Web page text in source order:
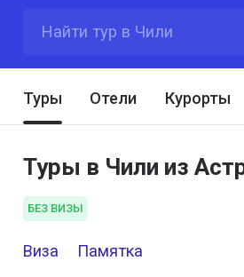
Найти тур в Чили
Туры Отели Курорты
Туры в Чили из
БЕЗ ВИЗЫ
Виза Памятка